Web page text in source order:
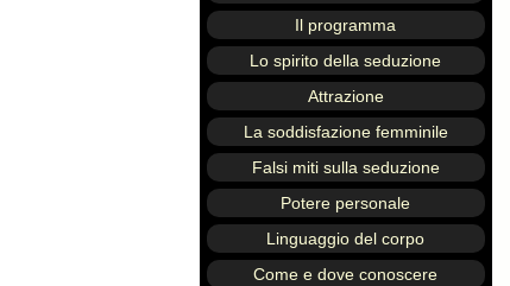
Il programma
Lo spirito della seduzione
Attrazione
La soddisfazione femminile
Falsi miti sulla seduzione
Potere personale
Linguaggio del corpo
Come e dove conoscere